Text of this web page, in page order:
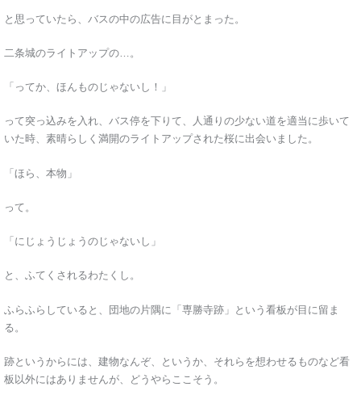
と思っていたら、バスの中の広告に目がとまった。
二条城のライトアップの…。
「ってか、ほんものじゃないし！」
って突っ込みを入れ、バス停を下りて、人通りの少ない道を適当に歩いて
いた時、素晴らしく満開のライトアップされた桜に出会いました。
「ほら、本物」
って。
「にじょうじょうのじゃないし」
と、ふてくされるわたくし。
ふらふらしていると、団地の片隅に「専勝寺跡」という看板が目に留ま
る。
跡というからには、建物なんぞ、というか、それらを想わせるものなど看
板以外にはありませんが、どうやらここそう。